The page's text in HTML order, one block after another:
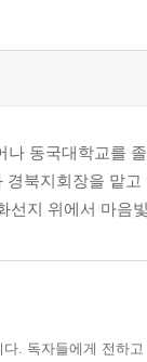
동국대학교를
경북지회장을 맡고
선지 위에서 마음
. 독자들에게 전하